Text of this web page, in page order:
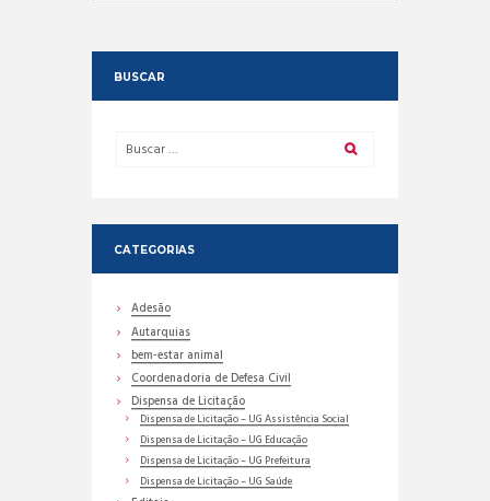
BUSCAR
CATEGORIAS
Adesão
Autarquias
bem-estar animal
Coordenadoria de Defesa Civil
Dispensa de Licitação
Dispensa de Licitação – UG Assistência Social
Dispensa de Licitação – UG Educação
Dispensa de Licitação – UG Prefeitura
Dispensa de Licitação – UG Saúde